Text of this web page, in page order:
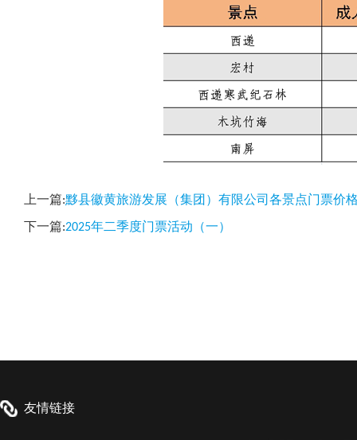
上一篇:黟县徽黄旅游发展（集团）有限公司各景点门票价
下一篇:2025年二季度门票活动（一）